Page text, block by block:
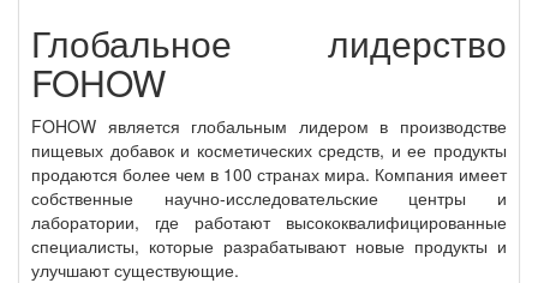
Глобальное лидерство
FOHOW
FOHOW является глобальным лидером в производстве
пищевых добавок и косметических средств, и ее продукты
продаются более чем в 100 странах мира. Компания имеет
собственные научно-исследовательские центры и
лаборатории, где работают высококвалифицированные
специалисты, которые разрабатывают новые продукты и
улучшают существующие.